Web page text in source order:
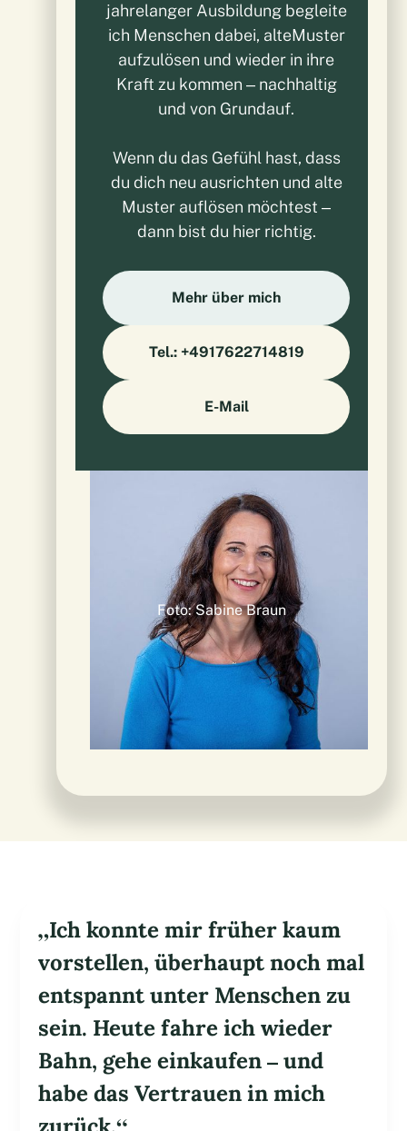
Foto: Sabine Braun
jahrelanger Ausbildung begleite
ich Menschen dabei, alteMuster
aufzulösen und wieder in ihre
Kraft zu kommen – nachhaltig
und von Grundauf.
Wenn du das Gefühl hast, dass
du dich neu ausrichten und alte
Muster auflösen möchtest –
dann bist du hier richtig.
Mehr über mich
Tel.: +4917622714819
E-Mail
„Ich konnte mir früher kaum
vorstellen, überhaupt noch mal
entspannt unter Menschen zu
sein. Heute fahre ich wieder
Bahn, gehe einkaufen – und
habe das Vertrauen in mich